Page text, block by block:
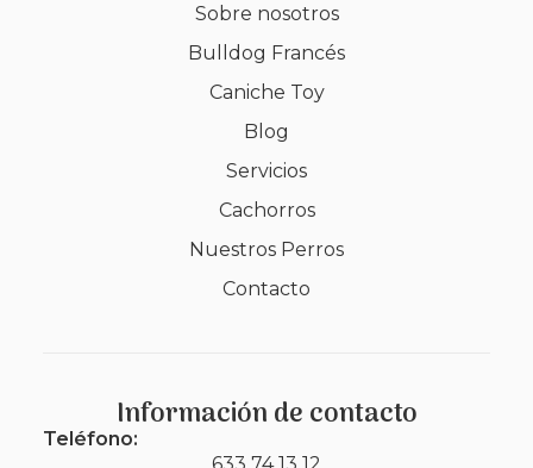
Sobre nosotros
Bulldog Francés
Caniche Toy
Blog
Servicios
Cachorros
Nuestros Perros
Contacto
Información de contacto
Teléfono: